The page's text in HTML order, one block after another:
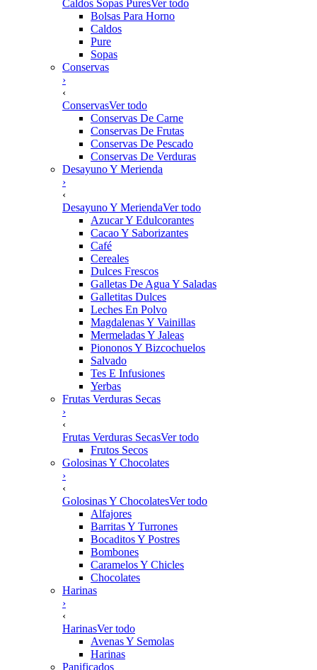
Caldos Sopas PuresVer todo
Bolsas Para Horno
Caldos
Pure
Sopas
Conservas
›
‹
ConservasVer todo
Conservas De Carne
Conservas De Frutas
Conservas De Pescado
Conservas De Verduras
Desayuno Y Merienda
›
‹
Desayuno Y MeriendaVer todo
Azucar Y Edulcorantes
Cacao Y Saborizantes
Café
Cereales
Dulces Frescos
Galletas De Agua Y Saladas
Galletitas Dulces
Leches En Polvo
Magdalenas Y Vainillas
Mermeladas Y Jaleas
Piononos Y Bizcochuelos
Salvado
Tes E Infusiones
Yerbas
Frutas Verduras Secas
›
‹
Frutas Verduras SecasVer todo
Frutos Secos
Golosinas Y Chocolates
›
‹
Golosinas Y ChocolatesVer todo
Alfajores
Barritas Y Turrones
Bocaditos Y Postres
Bombones
Caramelos Y Chicles
Chocolates
Harinas
›
‹
HarinasVer todo
Avenas Y Semolas
Harinas
Panificados